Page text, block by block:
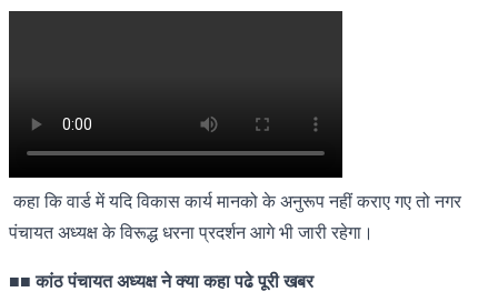
कहा कि वार्ड में यदि विकास कार्य मानको के अनुरूप नहीं कराए गए तो नगर
पंचायत अध्यक्ष के विरूद्ध धरना प्रदर्शन आगे भी जारी रहेगा।
■■कांठपंचायत अध्यक्ष ने क्या कहा पढे पूरी खबर